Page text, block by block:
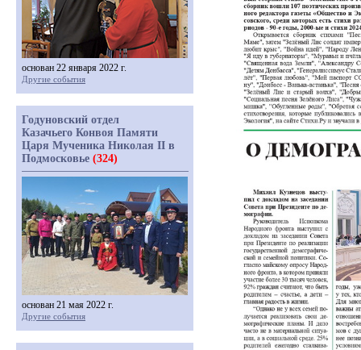
основан 22 января 2022 г.
Другие события
Годуновский отдел
Казачьего Конвоя Памяти
Царя Мученика Николая II в
Подмосковье (324)
основан 21 мая 2022 г.
Другие события